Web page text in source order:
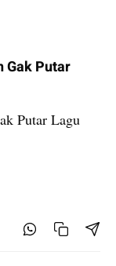
Gak Putar
Putar Lagu